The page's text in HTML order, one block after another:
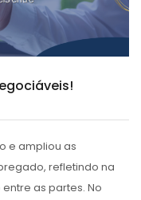
e ampliou as
refletindo na
as partes. No